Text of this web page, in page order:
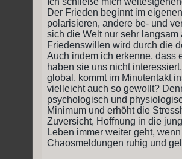
Der Frieden beginnt im
polarisieren, andere be- und
sich die Welt nur sehr
Friedenswillen wird durch die
Auch indem ich erkenne, dass
haben sie uns nicht
global, kommt im Minutentakt
vielleicht auch so gewollt?
psychologisch und
Minimum und erhöht die
Zuversicht, Hoffnung in die
Leben immer weiter geht,
Chaosmeldungen ruhig und